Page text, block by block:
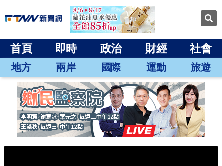
首頁 即時 政治 財經 社會
地方 兩岸 國際 運動 旅遊